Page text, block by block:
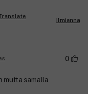
Ilmianna
0
mutta samalla